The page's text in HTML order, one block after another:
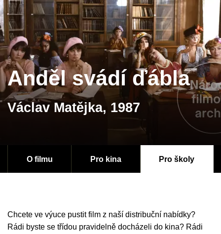
Anděl svádí ďábla
Václav Matějka, 1987
O filmu Pro kina Pro školy
Chcete ve výuce pustit film z naší distribuční nabídky?
Rádi byste se třídou pravidelně docházeli do kina? Rádi